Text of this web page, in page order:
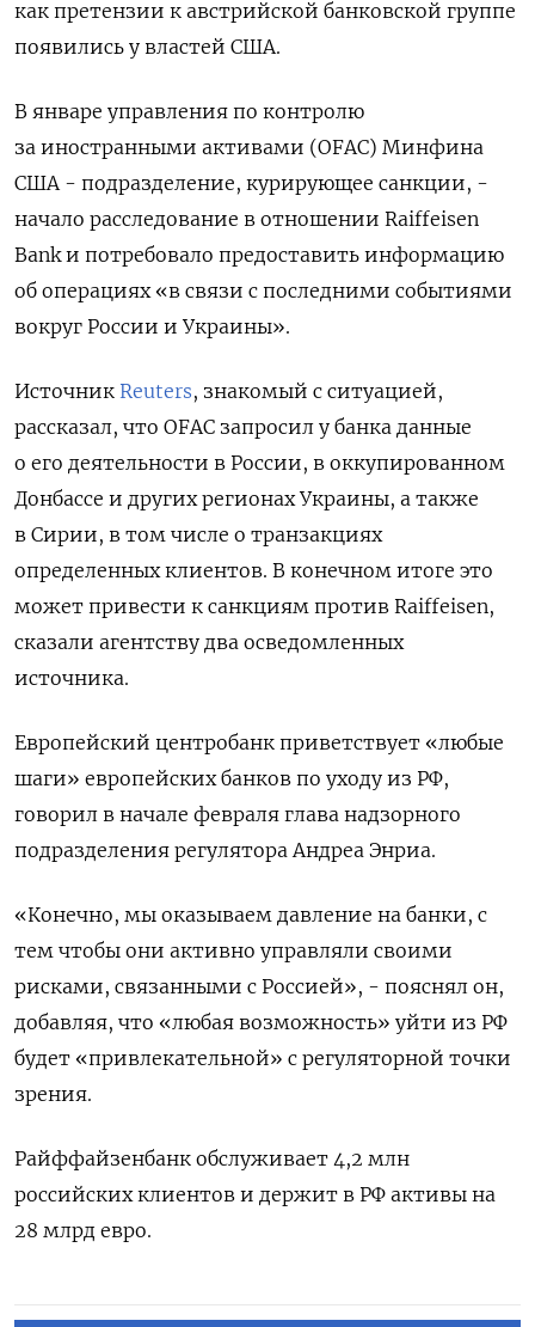
как претензии к австрийской банковской группе
появились у властей США.
В январе управления по контролю
за иностранными активами (OFAC) Минфина
США - подразделение, курирующее санкции, -
начало расследование в отношении Raiffeisen
Bank и потребовало предоставить информацию
об операциях «в связи с последними событиями
вокруг России и Украины».
Источник Reuters, знакомый с ситуацией,
рассказал, что OFAC запросил у банка данные
о его деятельности в России, в оккупированном
Донбассе и других регионах Украины, а также
в Сирии, в том числе о транзакциях
определенных клиентов. В конечном итоге это
может привести к санкциям против Raiffeisen,
сказали агентству два осведомленных
источника.
Европейский центробанк приветствует «любые
шаги» европейских банков по уходу из РФ,
говорил в начале февраля глава надзорного
подразделения регулятора Андреа Энриа.
«Конечно, мы оказываем давление на банки, с
тем чтобы они активно управляли своими
рисками, связанными с Россией», - пояснял он,
добавляя, что «любая возможность» уйти из РФ
будет «привлекательной» с регуляторной точки
зрения.
Райффайзенбанк обслуживает 4,2 млн
российских клиентов и держит в РФ активы на
28 млрд евро.